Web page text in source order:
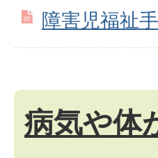
障害児福祉
病気や体